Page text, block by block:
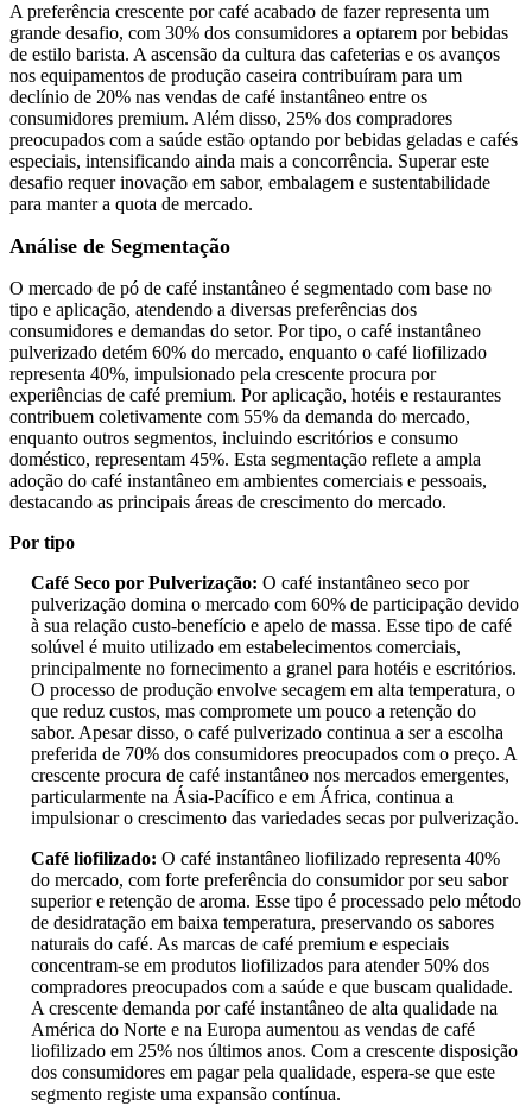
A preferência crescente por café acabado de fazer representa um
grande desafio, com 30% dos consumidores a optarem por bebidas
de estilo barista. A ascensão da cultura das cafeterias e os avanços
nos equipamentos de produção caseira contribuíram para um
declínio de 20% nas vendas de café instantâneo entre os
consumidores premium. Além disso, 25% dos compradores
preocupados com a saúde estão optando por bebidas geladas e cafés
especiais, intensificando ainda mais a concorrência. Superar este
desafio requer inovação em sabor, embalagem e sustentabilidade
para manter a quota de mercado.
Análise de Segmentação
O mercado de pó de café instantâneo é segmentado com base no
tipo e aplicação, atendendo a diversas preferências dos
consumidores e demandas do setor. Por tipo, o café instantâneo
pulverizado detém 60% do mercado, enquanto o café liofilizado
representa 40%, impulsionado pela crescente procura por
experiências de café premium. Por aplicação, hotéis e restaurantes
contribuem coletivamente com 55% da demanda do mercado,
enquanto outros segmentos, incluindo escritórios e consumo
doméstico, representam 45%. Esta segmentação reflete a ampla
adoção do café instantâneo em ambientes comerciais e pessoais,
destacando as principais áreas de crescimento do mercado.
Por tipo
Café Seco por Pulverização: O café instantâneo seco por
pulverização domina o mercado com 60% de participação devido
à sua relação custo-benefício e apelo de massa. Esse tipo de café
solúvel é muito utilizado em estabelecimentos comerciais,
principalmente no fornecimento a granel para hotéis e escritórios.
O processo de produção envolve secagem em alta temperatura, o
que reduz custos, mas compromete um pouco a retenção do
sabor. Apesar disso, o café pulverizado continua a ser a escolha
preferida de 70% dos consumidores preocupados com o preço. A
crescente procura de café instantâneo nos mercados emergentes,
particularmente na Ásia-Pacífico e em África, continua a
impulsionar o crescimento das variedades secas por pulverização.
Café liofilizado: O café instantâneo liofilizado representa 40%
do mercado, com forte preferência do consumidor por seu sabor
superior e retenção de aroma. Esse tipo é processado pelo método
de desidratação em baixa temperatura, preservando os sabores
naturais do café. As marcas de café premium e especiais
concentram-se em produtos liofilizados para atender 50% dos
compradores preocupados com a saúde e que buscam qualidade.
A crescente demanda por café instantâneo de alta qualidade na
América do Norte e na Europa aumentou as vendas de café
liofilizado em 25% nos últimos anos. Com a crescente disposição
dos consumidores em pagar pela qualidade, espera-se que este
segmento registe uma expansão contínua.